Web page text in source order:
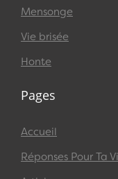
Mensonge
Vie brisée
Honte
Pages
Accueil
Réponses Pour Ta